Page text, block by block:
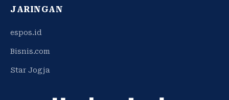
JARINGAN
espos.id
Bisnis.com
Star Jogja